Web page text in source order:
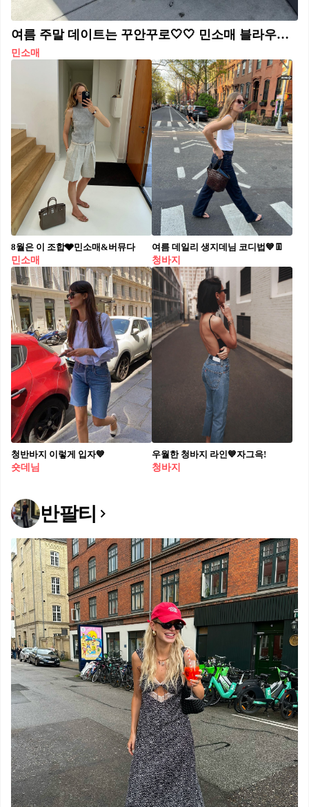
여름 주말 데이트는 꾸안꾸로🤍🤍 민소매 블라우스에 와이드 데님 조합 스타일링👖러블리하게
민소매
8월은 이 조합🩶민소매&버뮤다
민소매
여름 데일리 생지데님 코디법💙👖
청바지
청반바지 이렇게 입자💙
숏데님
우월한 청바지 라인💙자그윽!
청바지
반팔티